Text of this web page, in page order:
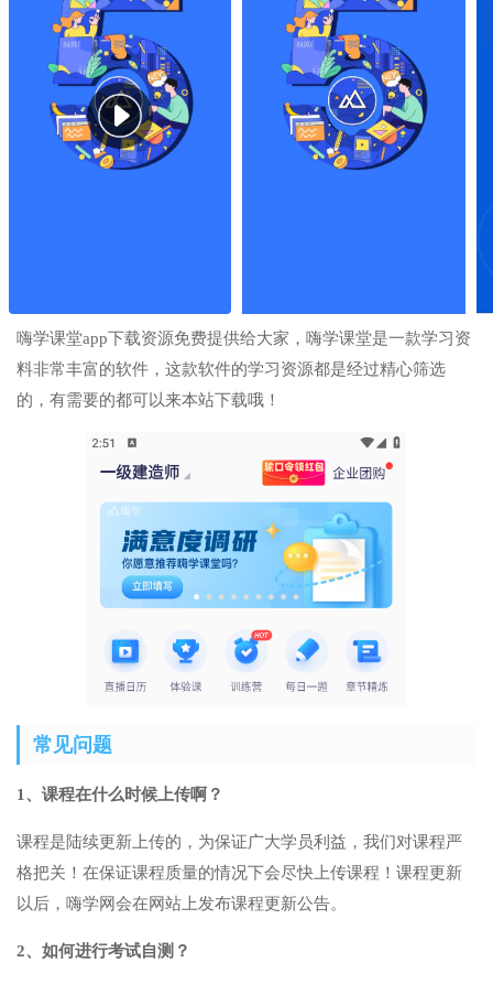
嗨学课堂app下载资源免费提供给大家，嗨学课堂是一款学习资
料非常丰富的软件，这款软件的学习资源都是经过精心筛选
的，有需要的都可以来本站下载哦！
常见问题
1、课程在什么时候上传啊？
课程是陆续更新上传的，为保证广大学员利益，我们对课程严
格把关！在保证课程质量的情况下会尽快上传课程！课程更新
以后，嗨学网会在网站上发布课程更新公告。
2、如何进行考试自测？